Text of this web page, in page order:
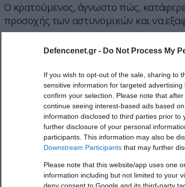
Defencenet.gr - Do Not Process My
If you wish to opt-out of the sale, sharing to
sensitive information for targeted
confirm your selection. Please note that
continue seeing interest-based ads based
information disclosed to third parties prior
further disclosure of your personal
participants. This information may also be
Downstream Participants that may further
Please note that this website/app uses one
information including but not limited to your
deny consent to Google and its third-party
Ο κρατούμενος, άγνωστο πώς,
προσοχής των αστυνομικών και να
εντοπισμό και τη σύλληψή του.
Τμήμα ειδήσεων defencenet.gr
ΣΧΟΛΙΑΣΤΕ ΤΟ ΑΡΘΡΟ